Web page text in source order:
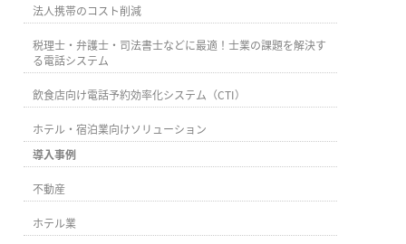
法人携帯のコスト削減
税理士・弁護士・司法書士などに最適！士業の課題を解決す
る電話システム
飲食店向け電話予約効率化システム（CTI）
ホテル・宿泊業向けソリューション
導入事例
不動産
ホテル業